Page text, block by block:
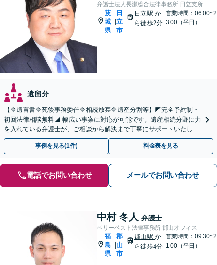
弁護士法人長瀬総合法律事務所 日立支所
茨
城
県
日
立
市
日立駅 か
ら徒歩2分
営業時間：06:00~2
3:00（平日）
遺留分
【🔷遺言書🔷死後事務委任🔷相続放棄🔷遺産分割等】◤完全予約制・
初回法律相談無料◢ 幅広い事案に対応が可能です。遺産相続分野に力
を入れている弁護士が、ご相談から解決まで丁寧にサポートいたしま
す。まずはじっくりとお話ししてください。
事例を見る(1件) 料金表を見る
電話でお問い合わせ メールでお問い合わせ
中村 冬人 弁護士
ベリーベスト法律事務所 郡山オフィス
福
島
県
郡
山
市
郡山駅 か
ら徒歩4分
営業時間：09:30~2
1:00（平日）